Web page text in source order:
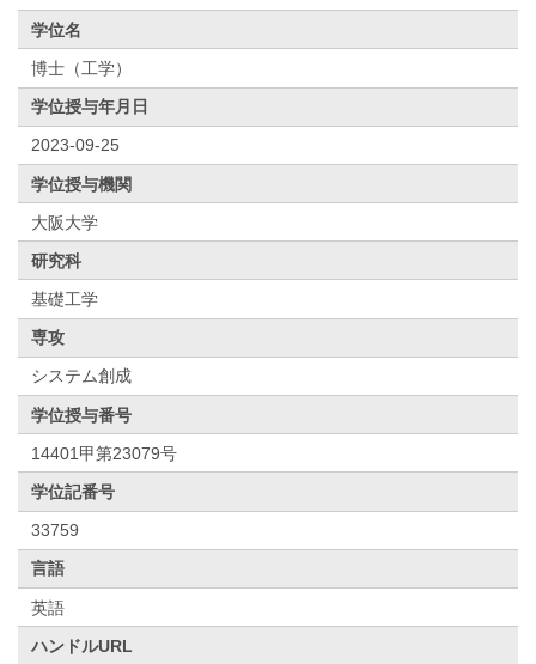
学位名
博士（工学）
学位授与年月日
2023-09-25
学位授与機関
大阪大学
研究科
基礎工学
専攻
システム創成
学位授与番号
14401甲第23079号
学位記番号
33759
言語
英語
ハンドルURL